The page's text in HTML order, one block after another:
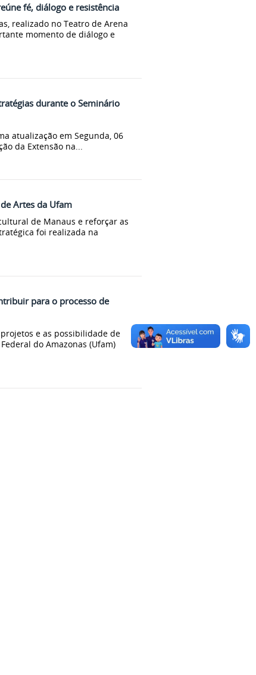
fé, diálogo e resistência
realizado no Teatro de Arena
momento de diálogo e
durante o Seminário
atualização em Segunda, 06
da Extensão na...
Artes da Ufam
de Manaus e reforçar as
foi realizada na
para o processo de
e as possibilidade de
do Amazonas (Ufam)